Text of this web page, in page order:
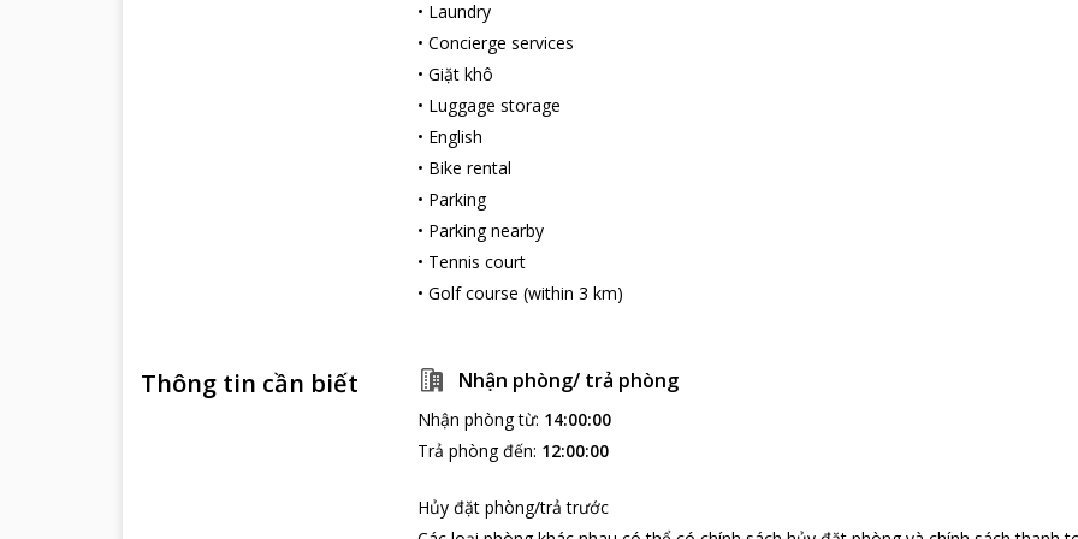
• Laundry
• Concierge services
• Giặt khô
• Luggage storage
• English
• Bike rental
• Parking
• Parking nearby
• Tennis court
• Golf сourse (within 3 km)
Thông tin cần biết Nhận phòng/ trả phòng
Nhận phòng từ: 14:00:00
Trả phòng đến: 12:00:00
Hủy đặt phòng/trả trước